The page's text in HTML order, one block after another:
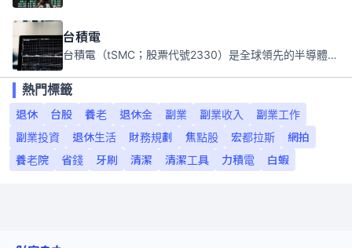
台積電
台積電（tSMC；股票代號2330）是全球領先的半導體代工公司，成立於1987年，總部位於台灣新竹。且已於美國、日本、德國及中國設廠，台積電是全球首家專業積體電路製造服務公司，也是全球最先進和最大規模的半導體代工廠。
熱門標籤
退休
台股 養老 退休金 副業 副業收入
副業工作
副業投資
退休生活 財務規劃 焦點股 宏都拉斯
網拍
養老院
省錢 牙刷 清潔 清潔工具 力積電 白蝦